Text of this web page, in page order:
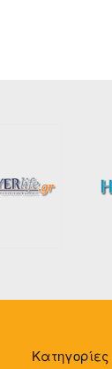
Κατηγορίες